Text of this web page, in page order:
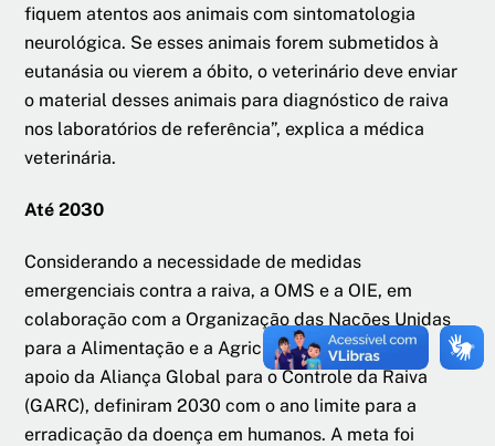
fiquem atentos aos animais com sintomatologia
neurológica. Se esses animais forem submetidos à
eutanásia ou vierem a óbito, o veterinário deve enviar
o material desses animais para diagnóstico de raiva
nos laboratórios de referência”, explica a médica
veterinária.
Até 2030
Considerando a necessidade de medidas
emergenciais contra a raiva, a OMS e a OIE, em
colaboração com a Organização das Nações Unidas
para a Alimentação e a Agricultura (FAO) e com o
apoio da Aliança Global para o Controle da Raiva
(GARC), definiram 2030 com o ano limite para a
erradicação da doença em humanos. A meta foi